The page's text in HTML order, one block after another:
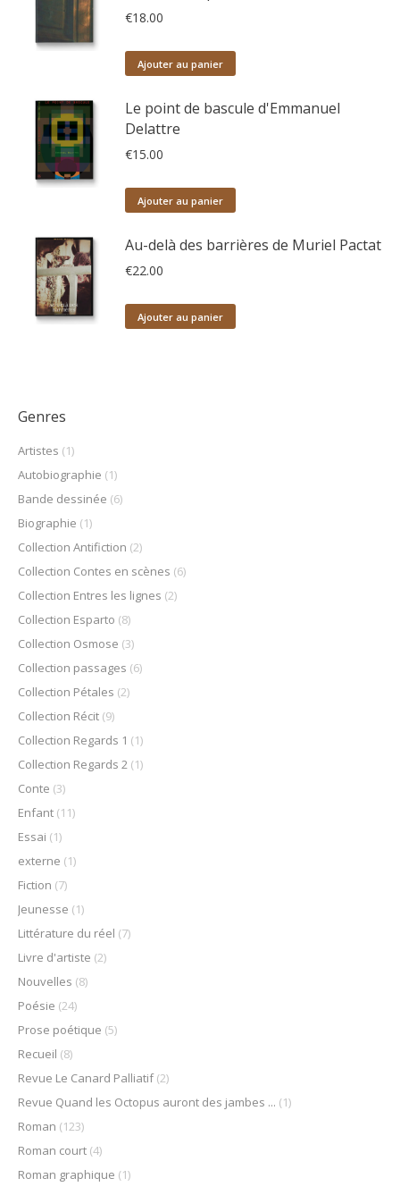
€18.00
Ajouter au panier
Le point de bascule d'Emmanuel
Delattre
€15.00
Ajouter au panier
Au-delà des barrières de Muriel Pactat
€22.00
Ajouter au panier
Genres
Artistes (1)
Autobiographie (1)
Bande dessinée (6)
Biographie (1)
Collection Antifiction (2)
Collection Contes en scènes (6)
Collection Entres les lignes (2)
Collection Esparto (8)
Collection Osmose (3)
Collection passages (6)
Collection Pétales (2)
Collection Récit (9)
Collection Regards 1 (1)
Collection Regards 2 (1)
Conte (3)
Enfant (11)
Essai (1)
externe (1)
Fiction (7)
Jeunesse (1)
Littérature du réel (7)
Livre d'artiste (2)
Nouvelles (8)
Poésie (24)
Prose poétique (5)
Recueil (8)
Revue Le Canard Palliatif (2)
Revue Quand les Octopus auront des jambes ... (1)
Roman (123)
Roman court (4)
Roman graphique (1)